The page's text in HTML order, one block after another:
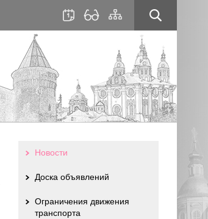
Новости
Доска объявлений
Ограничения движения
транспорта